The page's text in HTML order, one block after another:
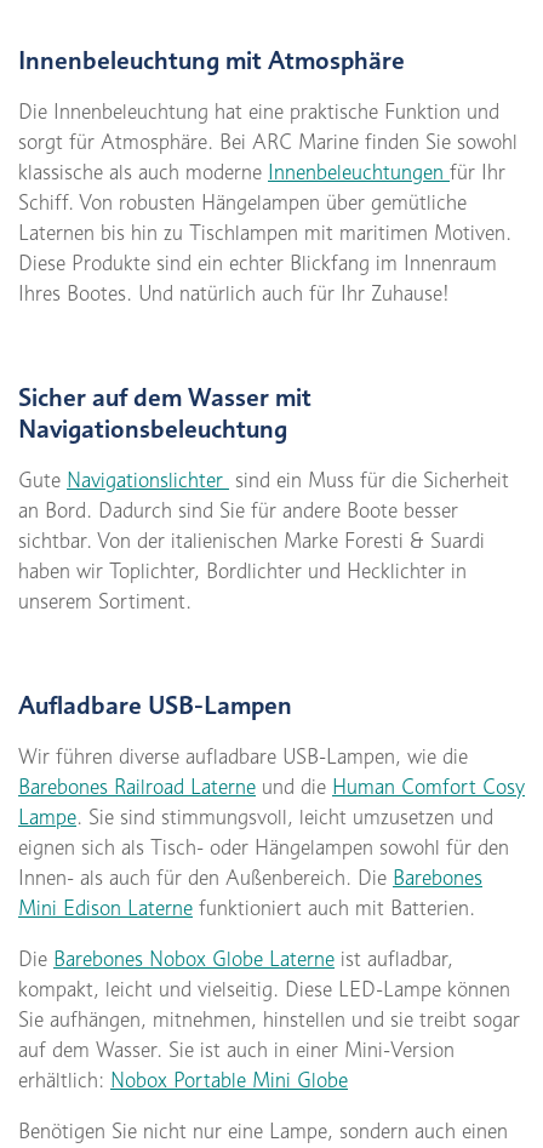
Innenbeleuchtung mit Atmosphäre
Die Innenbeleuchtung hat eine praktische Funktion und
sorgt für Atmosphäre. Bei ARC Marine finden Sie sowohl
klassische als auch moderne Innenbeleuchtungen für Ihr
Schiff. Von robusten Hängelampen über gemütliche
Laternen bis hin zu Tischlampen mit maritimen Motiven.
Diese Produkte sind ein echter Blickfang im Innenraum
Ihres Bootes. Und natürlich auch für Ihr Zuhause!
Sicher auf dem Wasser mit
Navigationsbeleuchtung
Gute Navigationslichter sind ein Muss für die Sicherheit
an Bord. Dadurch sind Sie für andere Boote besser
sichtbar. Von der italienischen Marke Foresti & Suardi
haben wir Toplichter, Bordlichter und Hecklichter in
unserem Sortiment.
Aufladbare USB-Lampen
Wir führen diverse aufladbare USB-Lampen, wie die
Barebones Railroad Laterne und die Human Comfort Cosy
Lampe. Sie sind stimmungsvoll, leicht umzusetzen und
eignen sich als Tisch- oder Hängelampen sowohl für den
Innen- als auch für den Außenbereich. Die Barebones
Mini Edison Laterne funktioniert auch mit Batterien.
Die Barebones Nobox Globe Laterne ist aufladbar,
kompakt, leicht und vielseitig. Diese LED-Lampe können
Sie aufhängen, mitnehmen, hinstellen und sie treibt sogar
auf dem Wasser. Sie ist auch in einer Mini-Version
erhältlich: Nobox Portable Mini Globe
Benötigen Sie nicht nur eine Lampe, sondern auch einen